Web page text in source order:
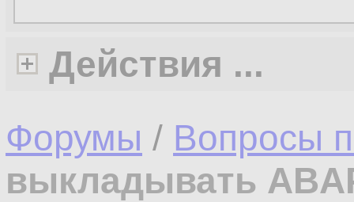
Действия ...
Форумы / Вопросы
выкладывать